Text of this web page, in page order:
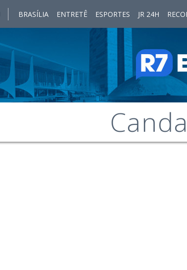
BRASÍLIA ENTRETÊ ESPORTES JR 24H